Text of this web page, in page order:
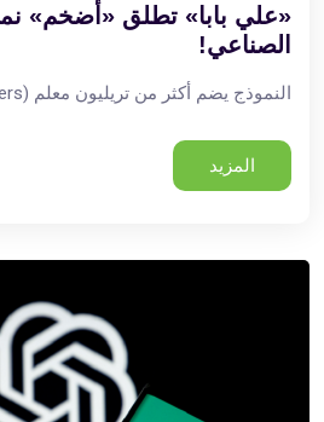
«علي بابا» تطلق «أضخم»
الصناعي!
النموذج يضم أكثر من تريليون معلم (parameters)
المزيد